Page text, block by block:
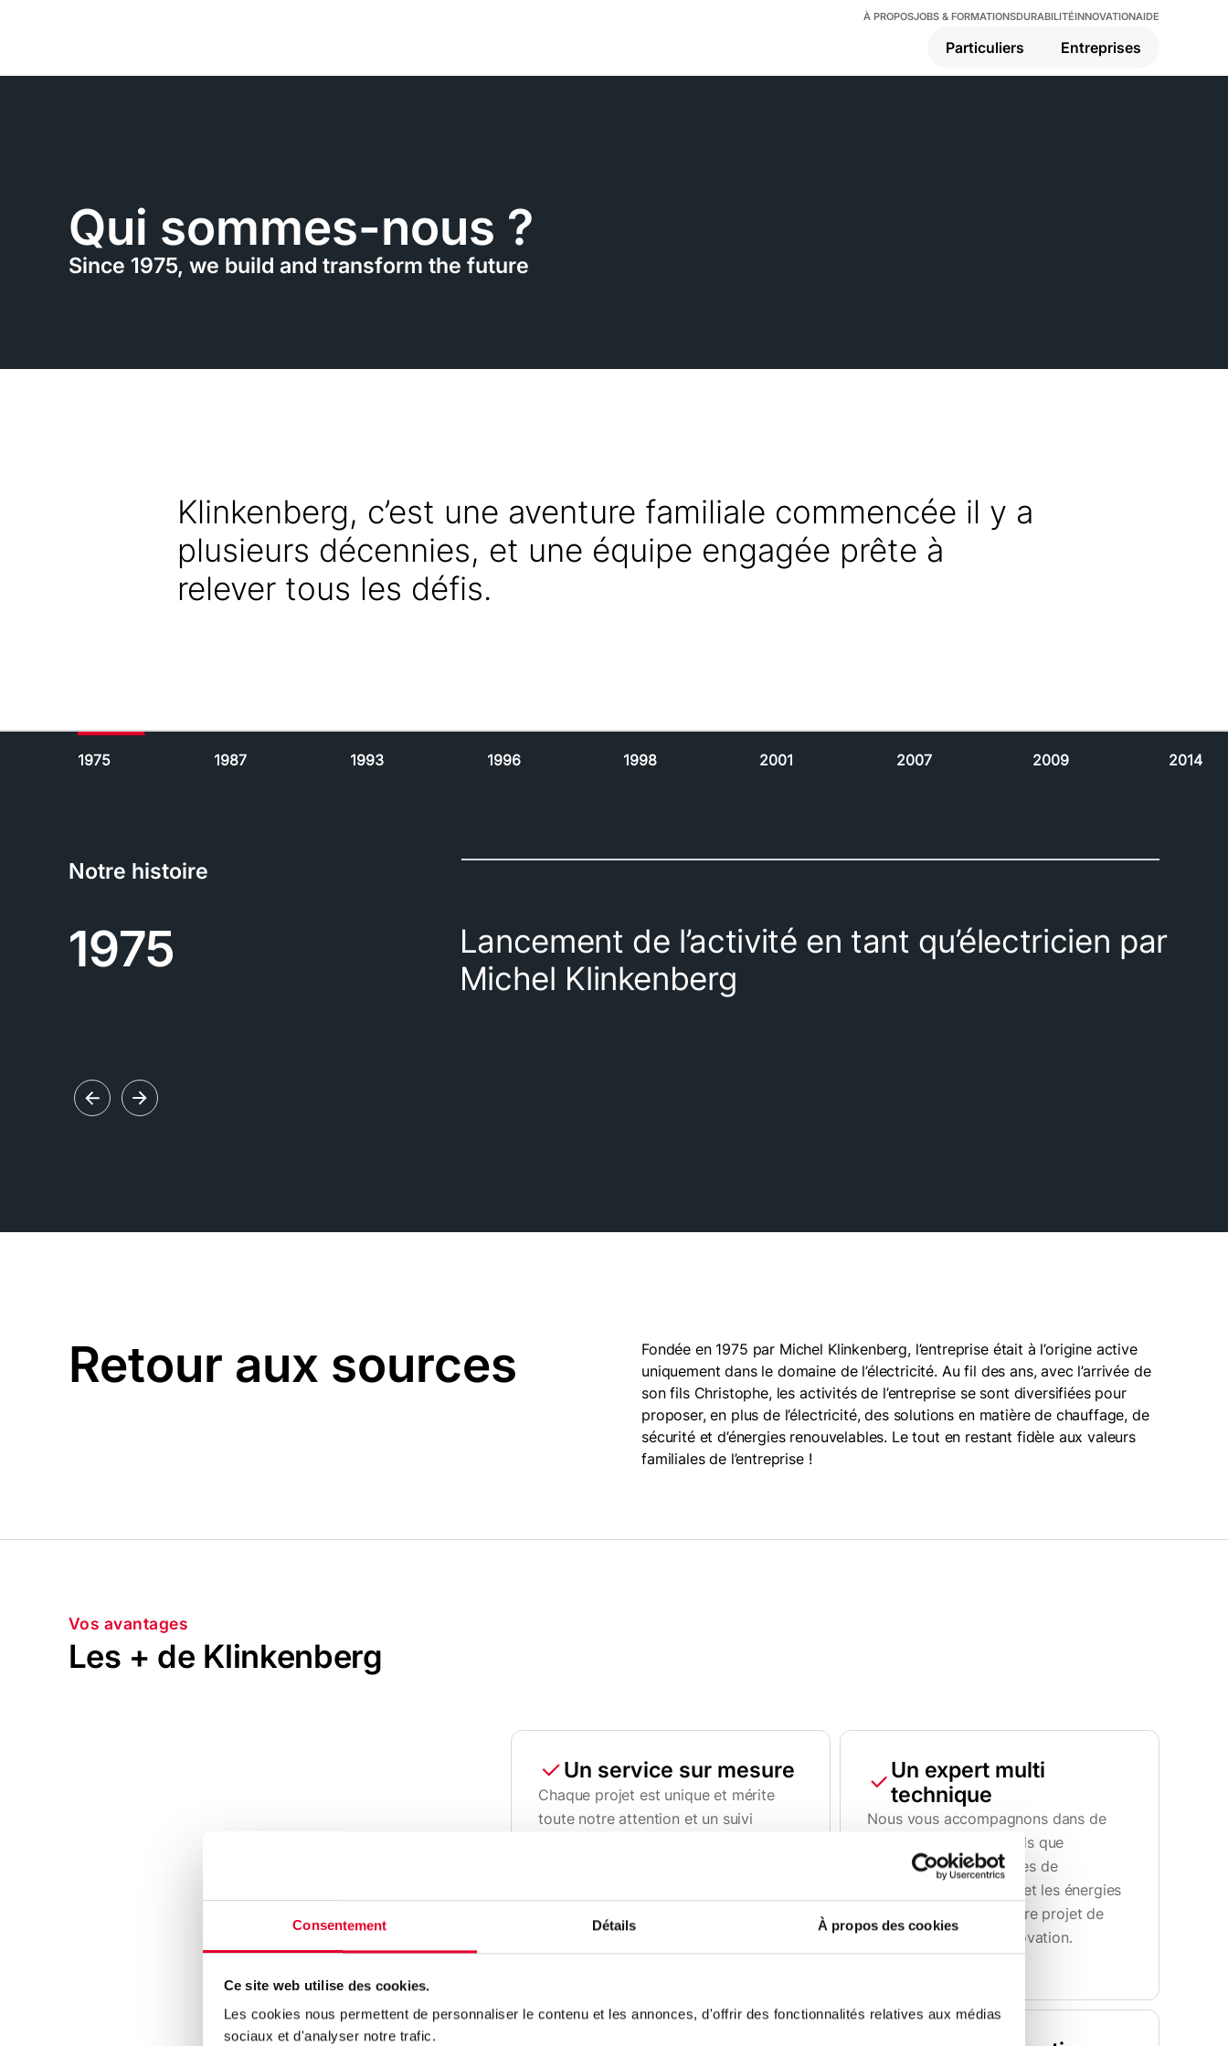
Consentement Détails À propos des cookies
Ce site web utilise des cookies.
Les cookies nous permettent de personnaliser le contenu et les annonces, d'offrir des fonctionnalités relatives aux médias
sociaux et d'analyser notre trafic.
À PROPOSJOBS & FORMATIONSDURABILITÉINNOVATIONAIDE
Particuliers Entreprises
Qui sommes-nous ?
Since 1975, we build and transform the future
Klinkenberg, c’est une aventure familiale commencée il y a
plusieurs décennies, et une équipe engagée prête à
relever tous les défis.
1975 1987 1993 1996 1998 2001 2007 2009 2014
Notre histoire
1975
Lancement de l’activité en tant qu’électricien par
Michel Klinkenberg
Retour aux sources
Fondée en 1975 par Michel Klinkenberg, l’entreprise était à l’origine active
uniquement dans le domaine de l’électricité. Au fil des ans, avec l’arrivée de
son fils Christophe, les activités de l’entreprise se sont diversifiées pour
proposer, en plus de l’électricité, des solutions en matière de chauffage, de
sécurité et d’énergies renouvelables. Le tout en restant fidèle aux valeurs
familiales de l’entreprise !
Vos avantages
Les + de Klinkenberg
Un service sur mesure
Chaque projet est unique et mérite
toute notre attention et un suivi
pour vous accompagner dans le choix
Un expert multi
technique
Nous vous accompagnons dans de
nombreux domaines tels que
l'électricité, les systèmes de
chauffage, de sécurité et les énergies
renouvelables pour votre projet de
construction et de rénovation.